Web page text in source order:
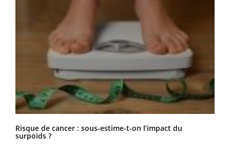
Risque de cancer : sous-estime-t-on l’impact du
surpoids ?